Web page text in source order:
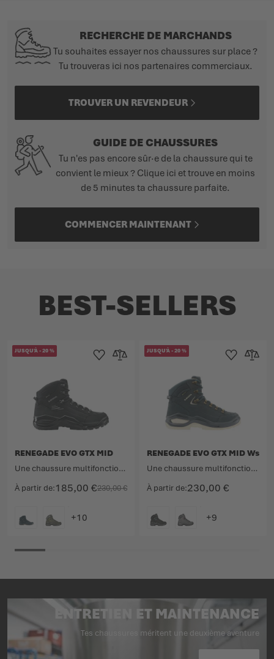
RECHERCHE DE MARCHANDS
Tu souhaites essayer nos chaussures sur place ?
Tu trouveras ici nos partenaires commerciaux.
TROUVER UN REVENDEUR
GUIDE DE CHAUSSURES
Tu n'es pas encore sûr·e de la chaussure qui te
convient le mieux ? Clique ici et trouve en moins
de 5 minutes ta chaussure parfaite.
COMMENCER MAINTENANT
BEST-SELLERS
JUSQU'À-20%
À partir de 185,00 €230,00 €
RENEGADE EVO GTX MID
Une chaussure multifonction culte désormais revisitée.
Ajouter à la liste d'achats
Ajouter au comparateur
JUSQU'À-20%
À partir de 230,00 €
RENEGADE EVO GTX MID Ws
Une chaussure multifonction culte désormais revisitée.
Ajouter à la
Ajouter
ENTRETIEN ET MAINTENANCE
Tes chaussures méritent une deuxième aventure